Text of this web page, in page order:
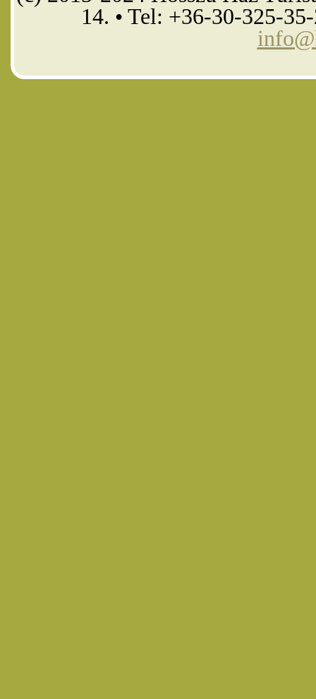
14. • Tel: +36-30-325-